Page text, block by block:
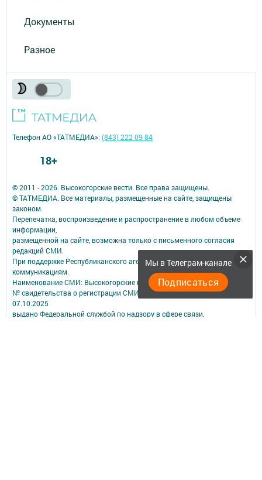
Документы
Разное
Мы в Телеграм-канале
Подписаться
© 2011 - 2026. Высокогорские вести. Все права защищены.
© ТАТМЕДИА. Все материалы, размещенные на сайте, защищены
законом.
Перепечатка, воспроизведение и распространение в любом объеме
информации,
размещенной на сайте, возможна только с письменного согласия
редакций СМИ.
При поддержке Республиканского агентства по печати и массовым
коммуникациям.
Наименование СМИ: Высокогорские вести
№ свидетельства о регистрации СМИ, дата: ЭЛ № ФС 77 - 90215 от
07.10.2025
выдано Федеральной службой по надзору в сфере связи,
Телефон АО «ТАТМЕДИА»:(843) 222 09 84
18+